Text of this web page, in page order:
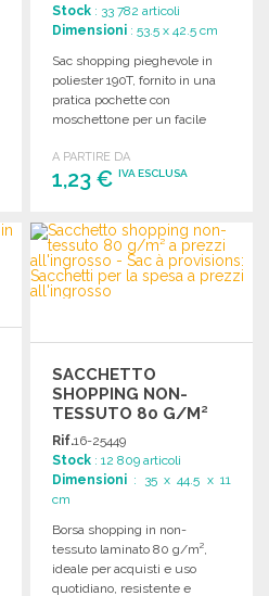
Stock : 33 782 articoli
Dimensioni : 53.5 x 42.5 cm
Sac shopping pieghevole in
poliester 190T, fornito in una
pratica pochette con
moschettone per un facile
A PARTIRE DA
1,23 €IVA ESCLUSA
ORDINARE
Richiedi un preventivo
SACCHETTO
SHOPPING NON-
TESSUTO 80 G/M²
Rif.16-25449
Stock : 12 809 articoli
Dimensioni : 35 x 44.5 x 11
cm
Borsa shopping in non-
tessuto laminato 80 g/m²,
ideale per acquisti e uso
quotidiano, resistente e